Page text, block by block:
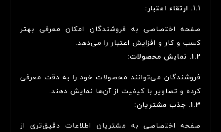
1.1. ارتقاء اعتبار:
صفحه اختصاصی به فروشندگان امکان معرفی بهتر
کسب و کار و افزایش اعتبار را می‌دهد.
1.2. نمایش محصولات:
فروشندگان می‌توانند محصولات خود را به دقت معرفی
کرده و تصاویر با کیفیت از آن‌ها نمایش دهند.
1.3. جذب مشتریان:
صفحه اختصاصی به مشتریان اطلاعات دقیق‌تری از